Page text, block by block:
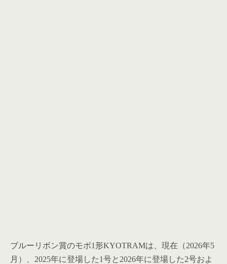
ブルーリボン賞のモボ1形KYOTRAMは、現在（2026年5
月）、2025年に登場した1号と2026年に登場した2号およ